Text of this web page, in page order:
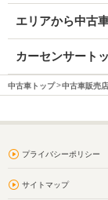
エリアから中古
カーセンサート
中古車トップ 中古車販売
プライバシーポリシー
サイトマップ